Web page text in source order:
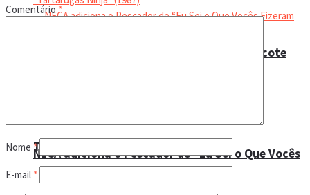
NECA adiciona o Pescador de “Eu Sei o Que Vocês
NECA anuncia relançamento exclusivo: Pacote
Trending Tags
Comentário*
Nome *
E-mail *